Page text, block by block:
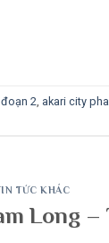
2 akari city
TỨC KHÁC
Long